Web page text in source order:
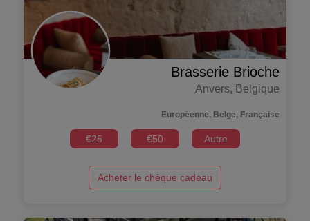
Brasserie Brioche
Anvers, Belgique
Européenne, Belge, Française
€25 €50 Autre
Acheter le chèque cadeau